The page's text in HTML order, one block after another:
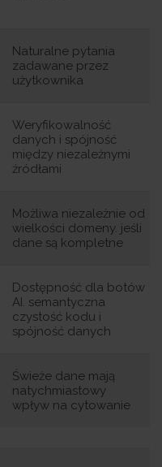
Naturalne pytania
zadawane przez
użytkownika
Weryfikowalność
danych i spójność
między niezależnymi
źródłami
Możliwa niezależnie od
wielkości domeny. jeśli
dane są kompletne
Dostępność dla botów
AI. semantyczna
czystość kodu i
spójność danych
Świeże dane mają
natychmiastowy
wpływ na cytowanie